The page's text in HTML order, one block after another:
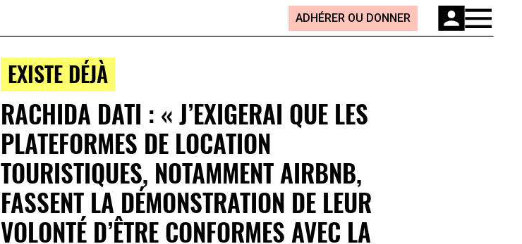
ADHÉRER OU DONNER
EXISTE DÉJÀ
RACHIDA DATI : « J’EXIGERAI QUE LES
PLATEFORMES DE LOCATION
TOURISTIQUES, NOTAMMENT AIRBNB,
FASSENT LA DÉMONSTRATION DE LEUR
VOLONTÉ D’ÊTRE CONFORMES AVEC LA